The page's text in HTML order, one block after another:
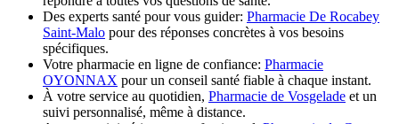
Des experts santé pour vous guider: Pharmacie De Rocabey
Saint-Malo pour des réponses concrètes à vos besoins
spécifiques.
Votre pharmacie en ligne de confiance: Pharmacie
OYONNAX pour un conseil santé fiable à chaque instant.
À votre service au quotidien, Pharmacie de Vosgelade et un
suivi personnalisé, même à distance.